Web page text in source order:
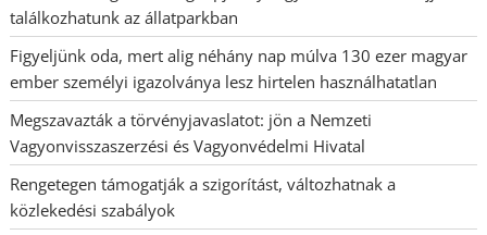
találkozhatunk az állatparkban
Figyeljünk oda, mert alig néhány nap múlva 130 ezer magyar
ember személyi igazolványa lesz hirtelen használhatatlan
Megszavazták a törvényjavaslatot: jön a Nemzeti
Vagyonvisszaszerzési és Vagyonvédelmi Hivatal
Rengetegen támogatják a szigorítást, változhatnak a
közlekedési szabályok